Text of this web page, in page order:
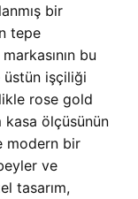
bir
tepe
bu
işçiliği
rose gold
kasa ölçüsünün
modern bir
ve
tasarım,